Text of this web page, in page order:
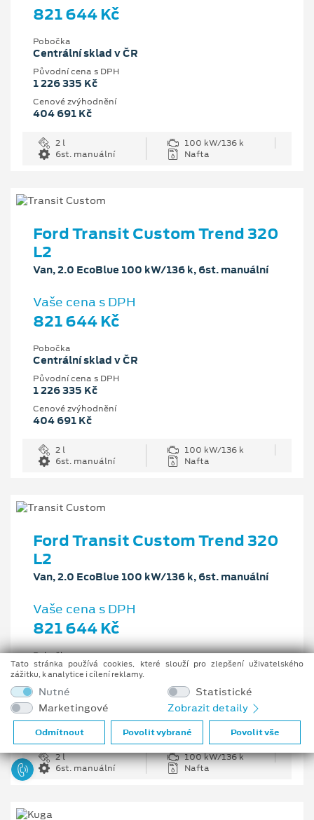
821 644 Kč
Pobočka
Centrální sklad v ČR
Původní cena s DPH
1 226 335 Kč
Cenové zvýhodnění
404 691 Kč
2 l
100 kW/136 k
6st. manuální
Nafta
Ford Transit Custom Trend 320
L2
Van, 2.0 EcoBlue 100 kW/136 k, 6st. manuální
Vaše cena s DPH
821 644 Kč
Pobočka
Centrální sklad v ČR
Původní cena s DPH
1 226 335 Kč
Cenové zvýhodnění
404 691 Kč
2 l
100 kW/136 k
6st. manuální
Nafta
Ford Transit Custom Trend 320
L2
Van, 2.0 EcoBlue 100 kW/136 k, 6st. manuální
Vaše cena s DPH
821 644 Kč
Pobočka
Opava
1 226 335 Kč
Cenové zvýhodnění
404 691 Kč
2 l
100 kW/136 k
6st. manuální
Nafta
Tato stránka používá cookies, které slouží pro zlepšení uživatelského
zážitku, k analytice i cílení reklamy.
Nutné
Statistické
Marketingové
Zobrazit detaily
Odmítnout Povolit vybrané Povolit vše